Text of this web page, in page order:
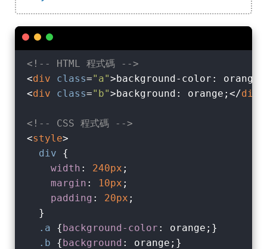
<!-- HTML 程式碼 -->
<div class="a">background-color: orange;
<div class="b">background: orange; </div
<!-- CSS 程式碼 -->
<style>
div {
width : 240px ;
margin : 10px ;
padding : 20px ;
  }
.a {background-color : orange;}
.b {background